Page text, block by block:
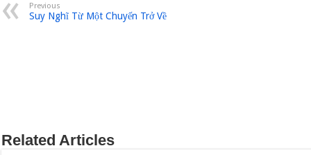
Previous
Suy Nghĩ Từ Một Chuyến Trở Về
Related Articles